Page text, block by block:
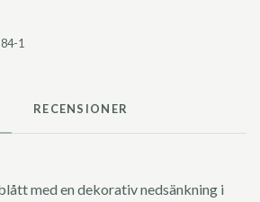
1
RECENSIONER
med en dekorativ nedsänkning i